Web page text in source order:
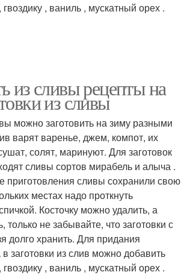
, ваниль , мускатный орех .
из сливы рецепты на
из сливы
можно заготовить на зиму разными
варят варенье, джем, компот, их
солят, маринуют. Для заготовок
сливы сортов мирабель и алыча .
приготовления сливы сохранили свою
местах надо проткнуть
Косточку можно удалить, а
только не забывайте, что заготовки с
долго хранить. Для придания
в заготовки из слив можно добавить
, ваниль , мускатный орех .